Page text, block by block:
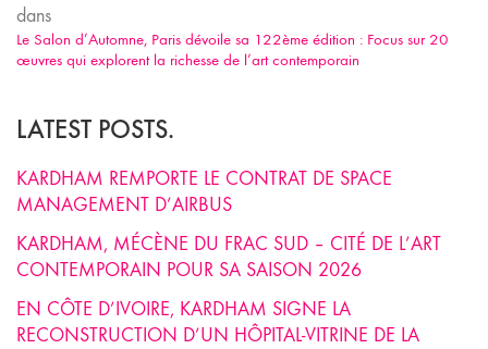
dans
Le Salon d’Automne, Paris dévoile sa 122ème édition : Focus sur 20
œuvres qui explorent la richesse de l’art contemporain
LATEST POSTS.
KARDHAM REMPORTE LE CONTRAT DE SPACE
MANAGEMENT D’AIRBUS
KARDHAM, MÉCÈNE DU FRAC SUD – CITÉ DE L’ART
CONTEMPORAIN POUR SA SAISON 2026
EN CÔTE D’IVOIRE, KARDHAM SIGNE LA
RECONSTRUCTION D’UN HÔPITAL-VITRINE DE LA